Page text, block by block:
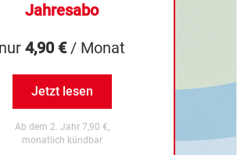
Jahresabo
nur 4,90 €/ Monat
Jetzt lesen
Ab dem 2. Jahr 7,90 €,
monatlich kündbar